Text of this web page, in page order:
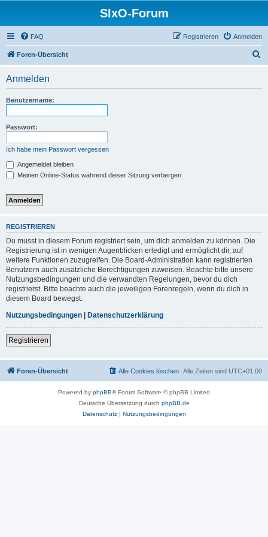
SIxO-Forum
FAQ Anmelden
Registrieren
Foren-Übersicht
Anmelden
Benutzername:
Passwort:
Ich habe mein Passwort vergessen
Angemeldet bleiben
Meinen Online-Status während dieser Sitzung verbergen
REGISTRIEREN
Du musst in diesem Forum registriert sein, um dich anmelden zu können. Die
Registrierung ist in wenigen Augenblicken erledigt und ermöglicht dir, auf
weitere Funktionen zuzugreifen. Die Board-Administration kann registrierten
Benutzern auch zusätzliche Berechtigungen zuweisen. Beachte bitte unsere
Nutzungsbedingungen und die verwandten Regelungen, bevor du dich
registrierst. Bitte beachte auch die jeweiligen Forenregeln, wenn du dich in
diesem Board bewegst.
Nutzungsbedingungen | Datenschutzerklärung
Registrieren
Foren-Übersicht Alle Zeiten sind UTC+01:00
Alle Cookies löschen
Powered by phpBB® Forum Software © phpBB Limited
Deutsche Übersetzung durch phpBB.de
Datenschutz| Nutzungsbedingungen